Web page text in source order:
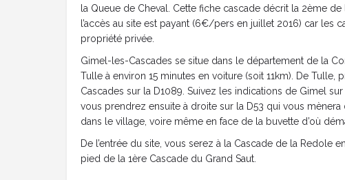
la Queue de Cheval. Cette fiche cascade décrit la 2ème
l’accès au site est payant (6€/pers en juillet 2016) car les
propriété privée.
Gimel-les-Cascades se situe dans le département de la
Tulle à environ 15 minutes en voiture (soit 11km). De
Cascades sur la D1089. Suivez les indications de Gimel
vous prendrez ensuite à droite sur la D53 qui vous
dans le village, voire même en face de la buvette d’où
De l’entrée du site, vous serez à la Cascade de la Redole
pied de la 1ère Cascade du Grand Saut.